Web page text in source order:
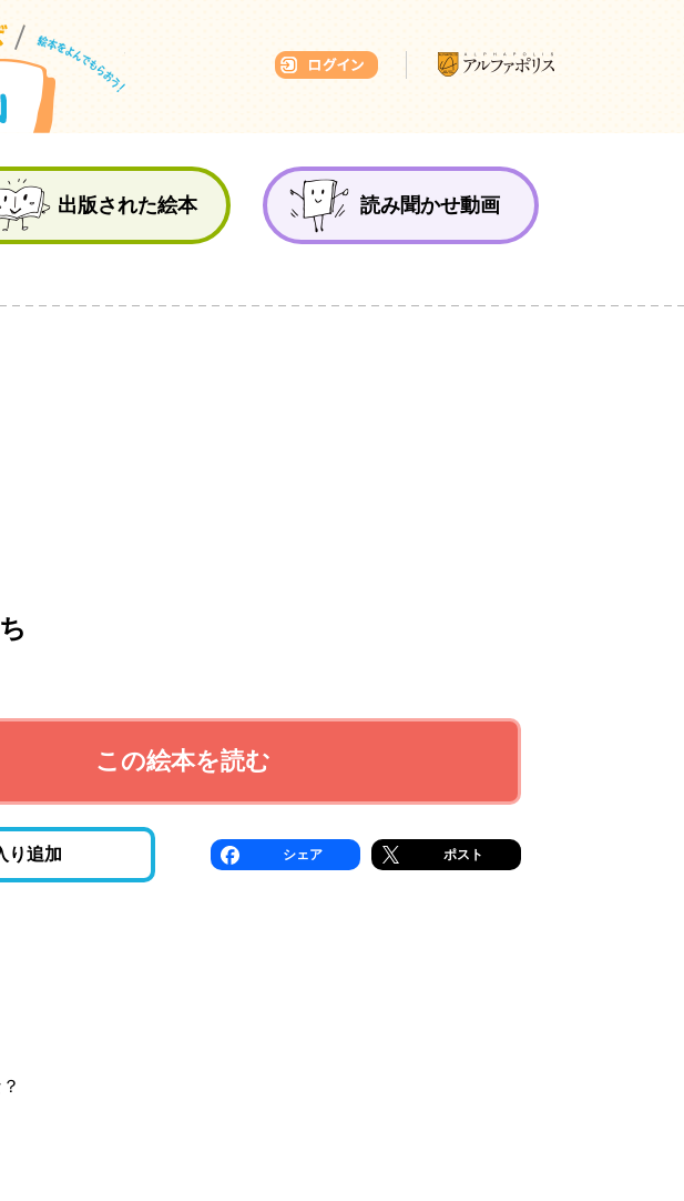
出版された絵本 読み聞かせ動画
この絵本を読む
り追加 シェア ポスト